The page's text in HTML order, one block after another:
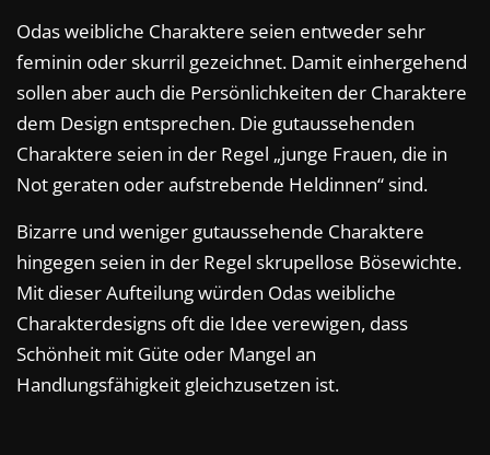
Odas weibliche Charaktere seien entweder sehr
feminin oder skurril gezeichnet. Damit einhergehend
sollen aber auch die Persönlichkeiten der Charaktere
dem Design entsprechen. Die gutaussehenden
Charaktere seien in der Regel „junge Frauen, die in
Not geraten oder aufstrebende Heldinnen“ sind.
Bizarre und weniger gutaussehende Charaktere
hingegen seien in der Regel skrupellose Bösewichte.
Mit dieser Aufteilung würden Odas weibliche
Charakterdesigns oft die Idee verewigen, dass
Schönheit mit Güte oder Mangel an
Handlungsfähigkeit gleichzusetzen ist.